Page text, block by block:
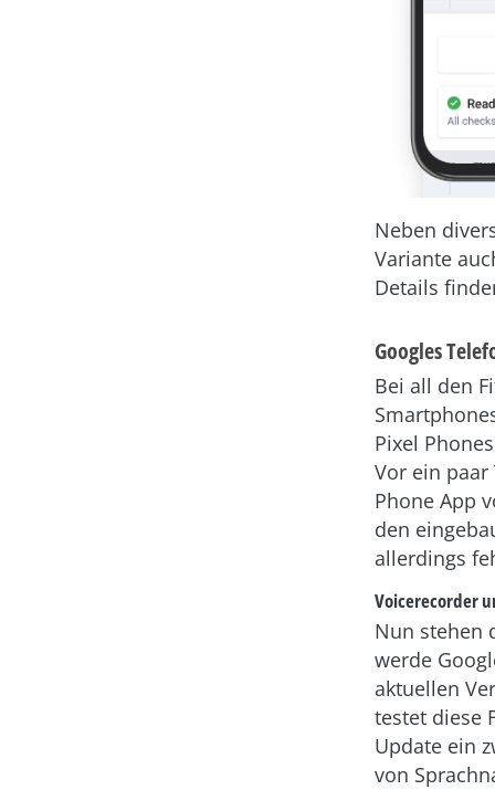
Neben
Variante
Details
Googles
Bei all den
Pixel
Vor ein
Phone App
den
allerdings
Voicerecorder
Nun stehen
werde
aktuellen
testet diese
Update ein
von